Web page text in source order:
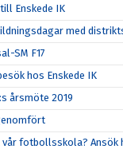
Enskede IK
med
SM F17
hos Enskede IK
årsmöte 2019
fotbollsskola? Ansök